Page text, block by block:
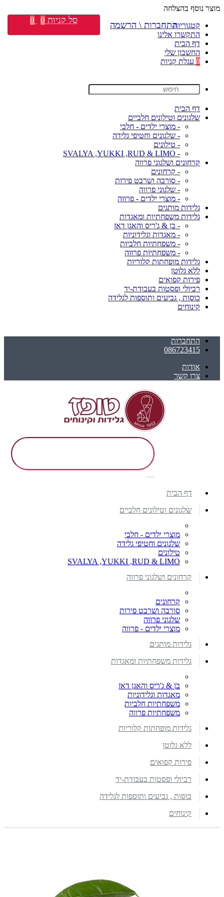
מוצר נוסף בהצלחה
קטגוריות
התקשרו אלינו
דף הבית
החשבון שלי
0 עגלת קניות
דף הבית
שלגונים וטילונים חלביים
- מוצרי ילדים - חלבי
- שלגונים וחטיפי גלידה
- טילונים
- SVALYA ,YUKKI ,RUD & LIMO
קרחונים ושלגוני פרווה
- קרחונים
- סורבה ושרבט פירות
- שלגוני פרווה
- מוצרי ילדים - פרווה
גלידות מותגים
גלידות משפחתיות ומאגדות
- בן & ג'ריס והאגן דאז
- מאגדות וגלידוניות
- משפחתיות חלביות
- משפחתיות פרווה
גלידות מופחתות קלוריות
ללא גלוטן
פירות קפואים
רביולי ופסטות בעבודת-יד
כוסות , גביעים ותוספות לגלידה
קינוחים
התחברות
086723415
אודות
צרו קשר
התחברות \ הרשמה סל קניות 0
0
דף הבית
שלגונים וטילונים חלביים
מוצרי ילדים - חלבי
שלגונים וחטיפי גלידה
טילונים
SVALYA ,YUKKI ,RUD & LIMO
קרחונים ושלגוני פרווה
קרחונים
סורבה ושרבט פירות
שלגוני פרווה
מוצרי ילדים - פרווה
גלידות מותגים
גלידות משפחתיות ומאגדות
בן & ג'ריס והאגן דאז
מאגדות וגלידוניות
משפחתיות חלביות
משפחתיות פרווה
גלידות מופחתות קלוריות
ללא גלוטן
פירות קפואים
רביולי ופסטות בעבודת-יד
כוסות , גביעים ותוספות לגלידה
קינוחים